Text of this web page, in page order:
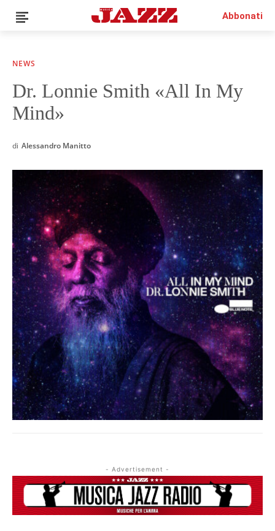
News
Interviste
Rubriche
Negozio
Area riservata
Italiano
€0.00
Abbonati
NEWS
Dr. Lonnie Smith «All In My
Mind»
di Alessandro Manitto
- Advertisement -